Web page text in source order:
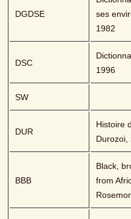
DGDSE
ses
1982
DSC
1996
SW
DUR
Histoire
Durozoi,
BBB
Black,
from